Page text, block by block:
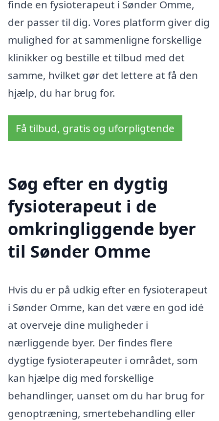
finde en fysioterapeut i Sønder Omme,
der passer til dig. Vores platform giver dig
mulighed for at sammenligne forskellige
klinikker og bestille et tilbud med det
samme, hvilket gør det lettere at få den
hjælp, du har brug for.
Få tilbud, gratis og uforpligtende
Søg efter en dygtig
fysioterapeut i de
omkringliggende byer
til Sønder Omme
Hvis du er på udkig efter en fysioterapeut
i Sønder Omme, kan det være en god idé
at overveje dine muligheder i
nærliggende byer. Der findes flere
dygtige fysioterapeuter i området, som
kan hjælpe dig med forskellige
behandlinger, uanset om du har brug for
genoptræning, smertebehandling eller